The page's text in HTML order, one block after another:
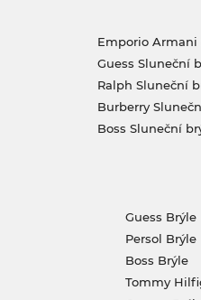
Emporio Armani
Guess Sluneční
Ralph Sluneční
Burberry
Boss Sluneční
Guess Brýle
Persol Brýle
Boss Brýle
Tommy